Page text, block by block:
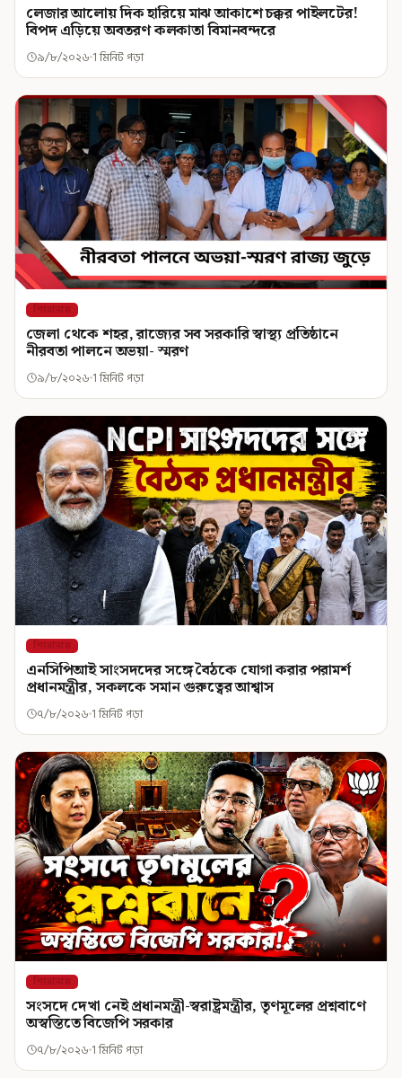
লেজার আলোয় দিক হারিয়ে মাঝ আকাশে চক্কর পাইলটের!
বিপদ এড়িয়ে অবতরণ কলকাতা বিমানবন্দরে
৯/৮/২০২৬ 1 মিনিট পড়া
শিরোনাম
জেলা থেকে শহর, রাজ্যের সব সরকারি স্বাস্থ্য প্রতিষ্ঠানে
নীরবতা পালনে অভয়া- স্মরণ
৯/৮/২০২৬ 1 মিনিট পড়া
শিরোনাম
এনসিপিআই সাংসদদের সঙ্গে বৈঠকে যোগা করার পরামর্শ
প্রধানমন্ত্রীর, সকলকে সমান গুরুত্বের আশ্বাস
৭/৮/২০২৬ 1 মিনিট পড়া
শিরোনাম
সংসদে দেখা নেই প্রধানমন্ত্রী-স্বরাষ্ট্রমন্ত্রীর, তৃণমূলের প্রশ্নবাণে
অস্বস্তিতে বিজেপি সরকার
৭/৮/২০২৬ 1 মিনিট পড়া